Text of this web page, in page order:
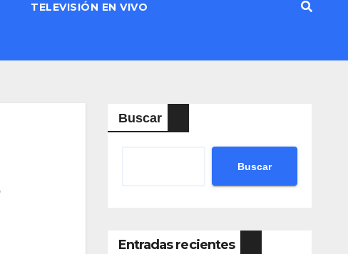
TELEVISIÓN EN VIVO
Buscar
Buscar
Entradas recientes